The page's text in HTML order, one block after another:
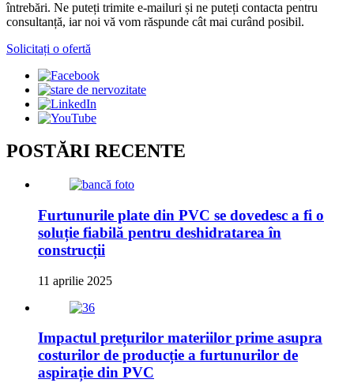
întrebări. Ne puteți trimite e-mailuri și ne puteți contacta pentru
consultanță, iar noi vă vom răspunde cât mai curând posibil.
Solicitați o ofertă
POSTĂRI RECENTE
Furtunurile plate din PVC se dovedesc a fi o
soluție fiabilă pentru deshidratarea în
construcții
11 aprilie 2025
Impactul prețurilor materiilor prime asupra
costurilor de producție a furtunurilor de
aspirație din PVC